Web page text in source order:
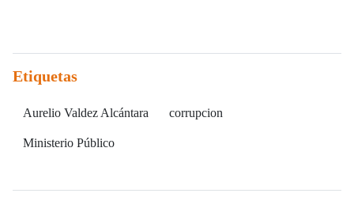
Etiquetas
Aurelio Valdez Alcántara corrupcion
Ministerio Público